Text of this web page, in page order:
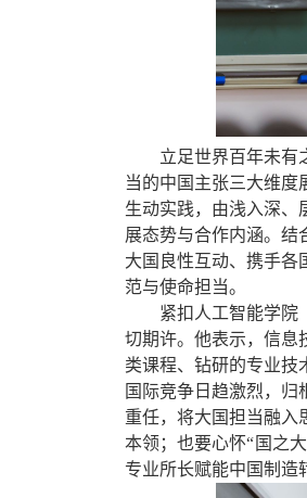
立足世界百年未有
当的中国主张三大维度
生动实践，由浅入深、
展态势与合作内涵。结
大国良性互动、携手各
范与使命担当。
紧扣人工智能学院
切期许。他表示，信息
类课程、钻研的专业技
国际竞争日趋激烈，
重任，将大国担当融入
本领；也要心怀“国之
专业所长赋能中国制造